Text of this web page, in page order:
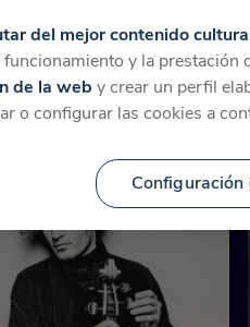
Catálogo Temáticas
del mejor contenido
y la prestación
de la web y crear un perfil
o configurar las cookies a
Configuración